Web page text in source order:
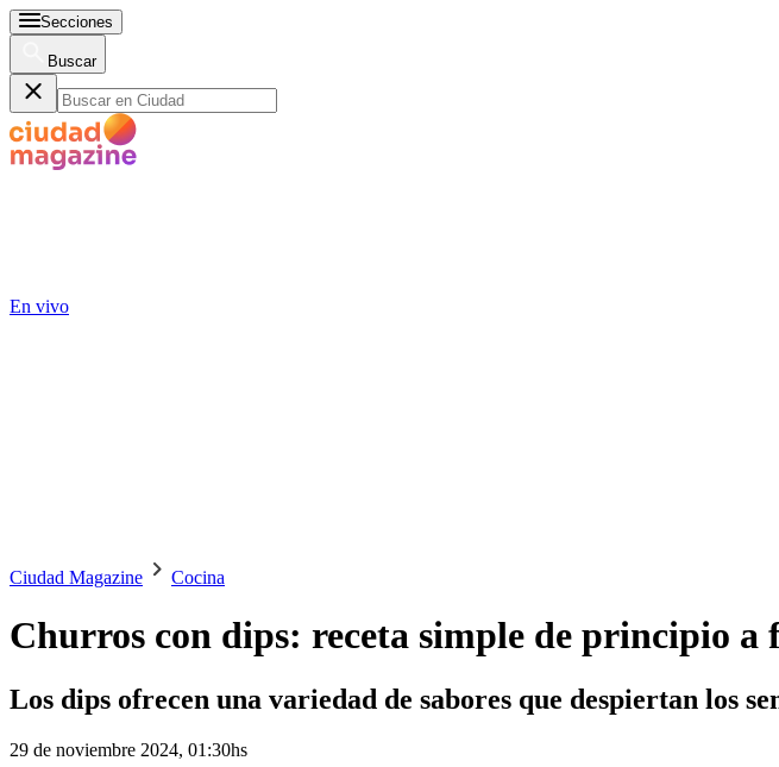
Secciones
Buscar
En vivo
Ciudad Magazine Cocina
Churros con dips: receta simple de principio a
Los dips ofrecen una variedad de sabores que despiertan los
29 de noviembre 2024, 01:30hs